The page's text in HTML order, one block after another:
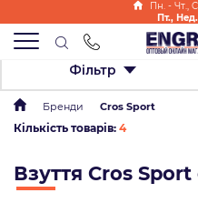
Пн. - Чт.,
Пт.,
Фільтр
Бренди Cros Sport
Кількість товарів: 4
Взуття Cros